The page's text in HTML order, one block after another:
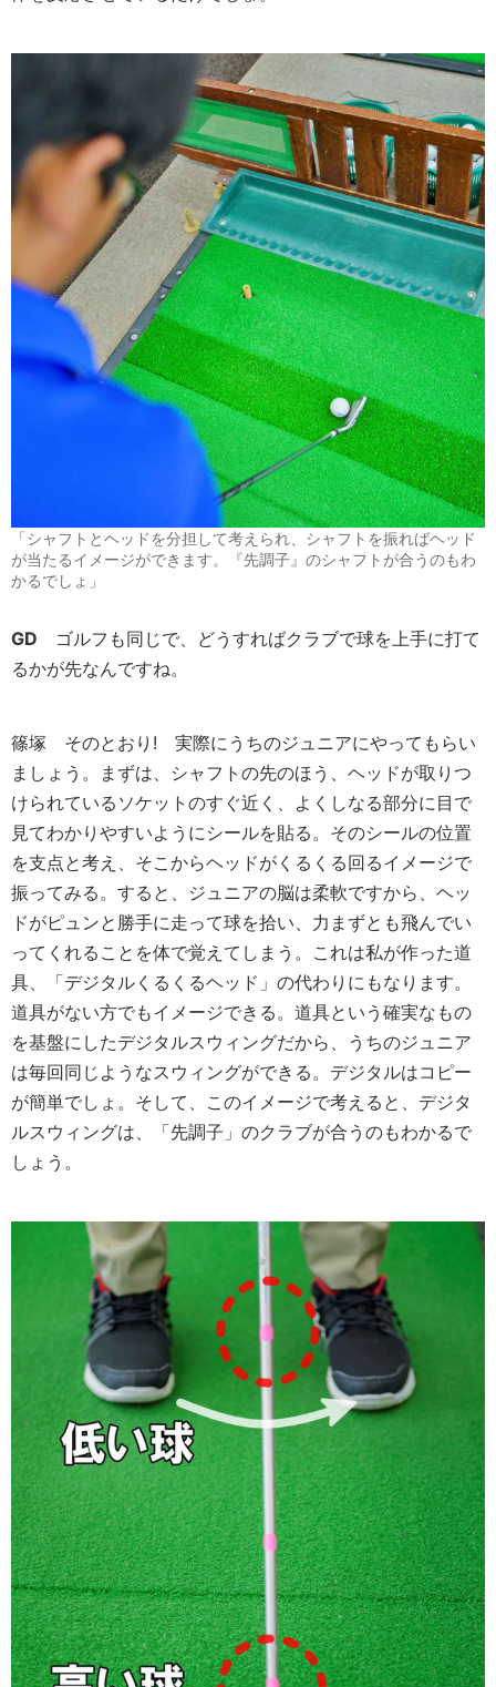
「シャフトとヘッドを分担して考えられ、シャフトを振ればヘッド
が当たるイメージができます。『先調子』のシャフトが合うのもわ
かるでしょ」
GD ゴルフも同じで、どうすればクラブで球を上手に打て
るかが先なんですね。
篠塚 そのとおり! 実際にうちのジュニアにやってもらい
ましょう。まずは、シャフトの先のほう、ヘッドが取りつ
けられているソケットのすぐ近く、よくしなる部分に目で
見てわかりやすいようにシールを貼る。そのシールの位置
を支点と考え、そこからヘッドがくるくる回るイメージで
振ってみる。すると、ジュニアの脳は柔軟ですから、ヘッ
ドがピュンと勝手に走って球を拾い、力まずとも飛んでい
ってくれることを体で覚えてしまう。これは私が作った道
具、「デジタルくるくるヘッド」の代わりにもなります。
道具がない方でもイメージできる。道具という確実なもの
を基盤にしたデジタルスウィングだから、うちのジュニア
は毎回同じようなスウィングができる。デジタルはコピー
が簡単でしょ。そして、このイメージで考えると、デジタ
ルスウィングは、「先調子」のクラブが合うのもわかるで
しょう。